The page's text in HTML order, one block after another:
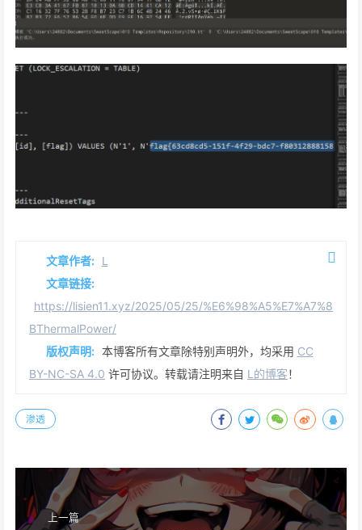
文章作者: L
文章链接:
https://lisien11.xyz/2025/05/25/%E6%98%A5%E7%A7%8
BThermalPower/
版权声明: 本博客所有文章除特别声明外，均采用 CC
BY-NC-SA 4.0 许可协议。转载请注明来自 L的博客！
渗透
上一篇